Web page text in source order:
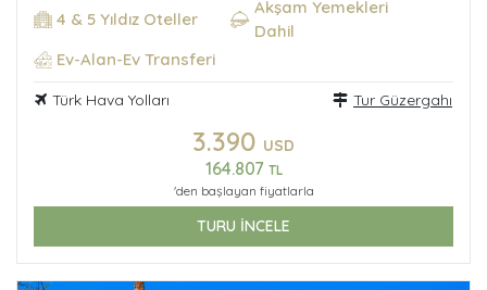
4 & 5 Yıldız Oteller
Akşam Yemekleri
Dahil
Ev-Alan-Ev Transferi
Türk Hava Yolları Tur Güzergahı
3.390 USD
164.807 TL
'den başlayan fiyatlarla
TURU İNCELE